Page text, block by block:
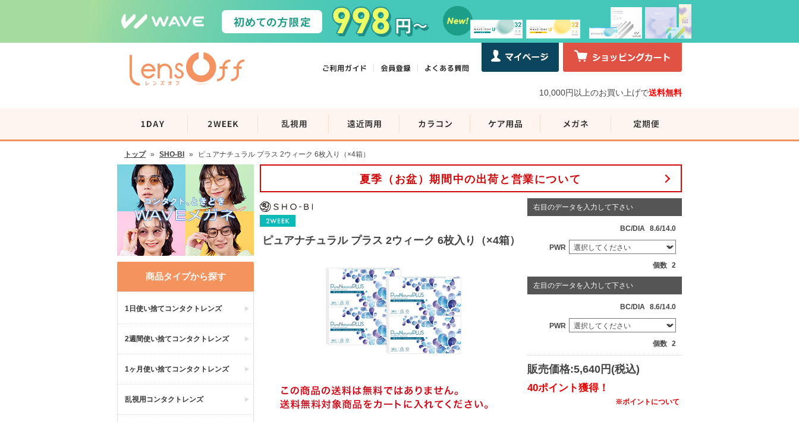
10,000円以上のお買い上げで送料無料
トップ » SHO-BI » ピュアナチュラル プラス 2ウィーク 6枚入り（×4箱）
商品タイプから探す
1日使い捨てコンタクトレンズ
2週間使い捨てコンタクトレンズ
1ヶ月使い捨てコンタクトレンズ
乱視用コンタクトレンズ
夏季（お盆）期間中の出荷と営業について
ピュアナチュラル プラス 2ウィーク 6枚入り（×4箱）
右目のデータを入力して下さい
BC/DIA 8.6/14.0
PWR
個数 2
左目のデータを入力して下さい
BC/DIA 8.6/14.0
PWR
個数 2
販売価格:5,640円(税込)
40ポイント獲得！
※ポイントについて